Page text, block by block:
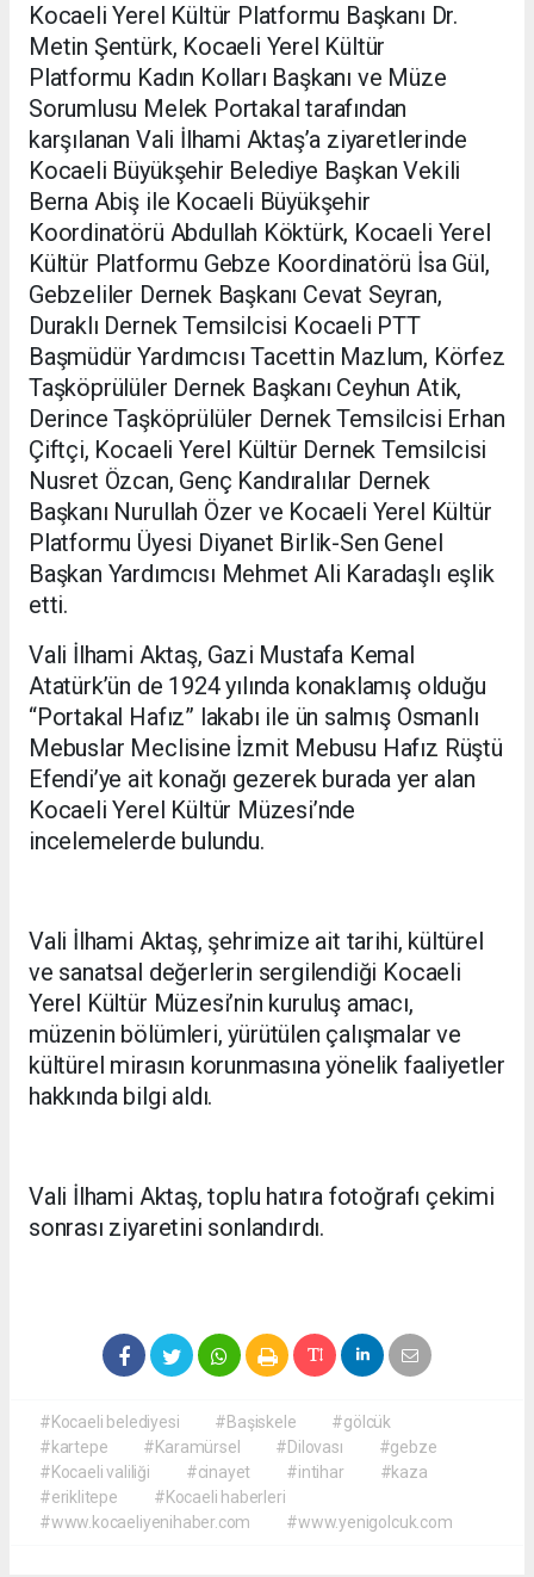
Kocaeli Yerel Kültür Platformu Başkanı Dr.
Metin Şentürk, Kocaeli Yerel Kültür
Platformu Kadın Kolları Başkanı ve Müze
Sorumlusu Melek Portakal tarafından
karşılanan Vali İlhami Aktaş’a ziyaretlerinde
Kocaeli Büyükşehir Belediye Başkan Vekili
Berna Abiş ile Kocaeli Büyükşehir
Koordinatörü Abdullah Köktürk, Kocaeli Yerel
Kültür Platformu Gebze Koordinatörü İsa Gül,
Gebzeliler Dernek Başkanı Cevat Seyran,
Duraklı Dernek Temsilcisi Kocaeli PTT
Başmüdür Yardımcısı Tacettin Mazlum, Körfez
Taşköprülüler Dernek Başkanı Ceyhun Atik,
Derince Taşköprülüler Dernek Temsilcisi Erhan
Çiftçi, Kocaeli Yerel Kültür Dernek Temsilcisi
Nusret Özcan, Genç Kandıralılar Dernek
Başkanı Nurullah Özer ve Kocaeli Yerel Kültür
Platformu Üyesi Diyanet Birlik-Sen Genel
Başkan Yardımcısı Mehmet Ali Karadaşlı eşlik
etti.
Vali İlhami Aktaş, Gazi Mustafa Kemal
Atatürk’ün de 1924 yılında konaklamış olduğu
“Portakal Hafız” lakabı ile ün salmış Osmanlı
Mebuslar Meclisine İzmit Mebusu Hafız Rüştü
Efendi’ye ait konağı gezerek burada yer alan
Kocaeli Yerel Kültür Müzesi’nde
incelemelerde bulundu.
Vali İlhami Aktaş, şehrimize ait tarihi, kültürel
ve sanatsal değerlerin sergilendiği Kocaeli
Yerel Kültür Müzesi’nin kuruluş amacı,
müzenin bölümleri, yürütülen çalışmalar ve
kültürel mirasın korunmasına yönelik faaliyetler
hakkında bilgi aldı.
Vali İlhami Aktaş, toplu hatıra fotoğrafı çekimi
sonrası ziyaretini sonlandırdı.
#Kocaeli belediyesi #Başiskele
#gölcük
#kartepe
#Karamürsel #Dilovası
#gebze
#Kocaeli valiliği
#cinayet #intihar
#kaza
#eriklitepe
#Kocaeli haberleri
#www.kocaeliyenihaber.com
#www.yenigolcuk.com